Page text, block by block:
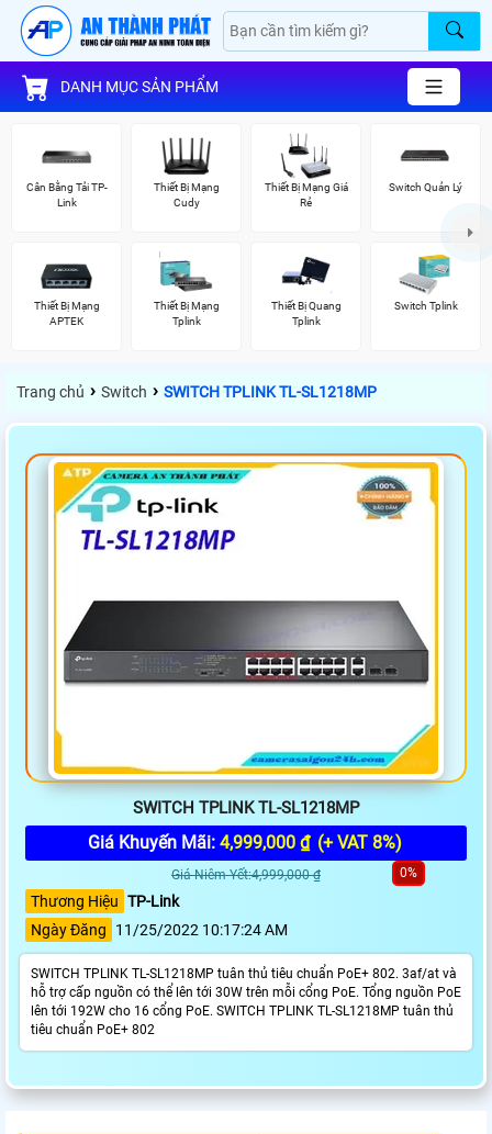
DANH MỤC SẢN PHẨM
Cân Bằng Tải TP-
Link
Thiết Bị Mạng
Cudy
Thiết Bị Mạng Giá
Rẻ
Switch Quản Lý
Thiết Bị Mạng
APTEK
Thiết Bị Mạng
Tplink
Thiết Bị Quang
Tplink
Switch Tplink
Trang chủ › Switch › SWITCH TPLINK TL-SL1218MP
SWITCH TPLINK TL-SL1218MP
Giá Khuyến Mãi: 4,999,000 ₫ (+ VAT 8%)
Giá Niêm Yết:4,999,000 ₫ 0%
Thương Hiệu TP-Link
Ngày Đăng
11/25/2022 10:17:24 AM
SWITCH TPLINK TL-SL1218MP tuân thủ tiêu chuẩn PoE+ 802. 3af/at và
hỗ trợ cấp nguồn có thể lên tới 30W trên mỗi cổng PoE. Tổng nguồn PoE
lên tới 192W cho 16 cổng PoE. SWITCH TPLINK TL-SL1218MP tuân thủ
tiêu chuẩn PoE+ 802